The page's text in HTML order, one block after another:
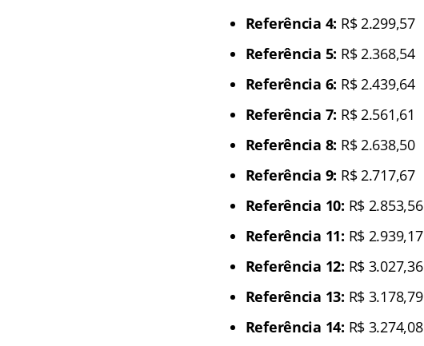
Referência 4: R$ 2.299,57
Referência 5: R$ 2.368,54
Referência 6: R$ 2.439,64
Referência 7: R$ 2.561,61
Referência 8: R$ 2.638,50
Referência 9: R$ 2.717,67
Referência 10: R$ 2.853,56
Referência 11: R$ 2.939,17
Referência 12: R$ 3.027,36
Referência 13: R$ 3.178,79
Referência 14: R$ 3.274,08